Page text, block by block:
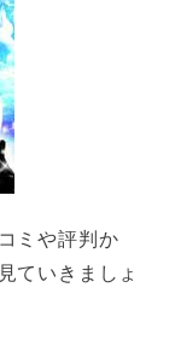
ミや評判か
ていきましょ